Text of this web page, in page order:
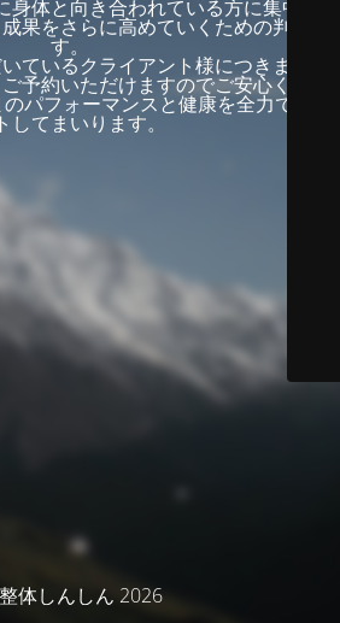
体と向き合われている方に集中させ
果をさらに高めていくための判断で
す。
ているクライアント様につきまして
予約いただけますのでご安心くださ
パフォーマンスと健康を全力でサポ
してまいります。
体しんしん 2026